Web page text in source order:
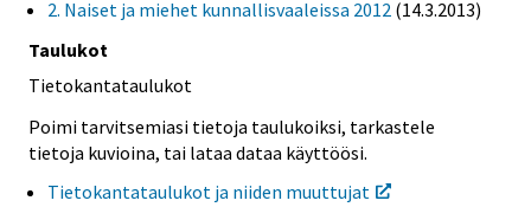
2. Naiset ja miehet kunnallisvaaleissa 2012 (14.3.2013)
Taulukot
Tietokantataulukot
Poimi tarvitsemiasi tietoja taulukoiksi, tarkastele
tietoja kuvioina, tai lataa dataa käyttöösi.
Tietokantataulukot ja niiden muuttujat